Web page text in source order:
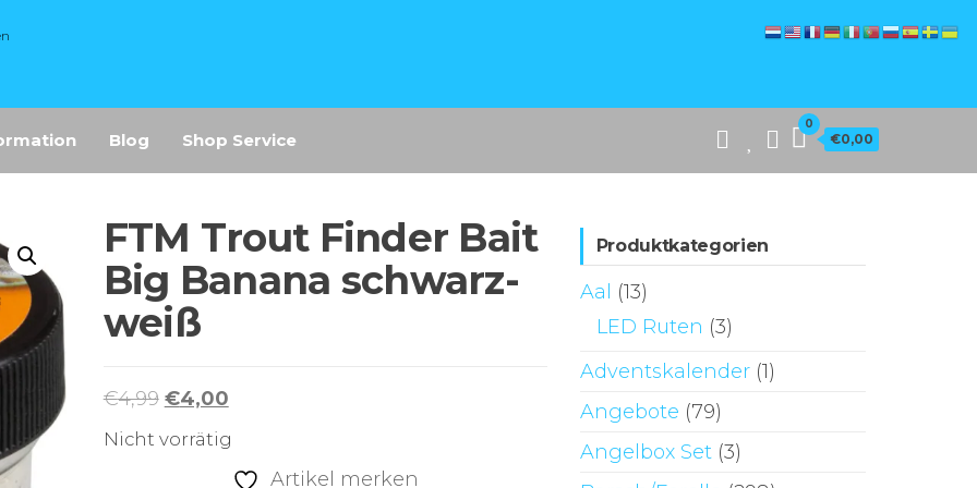
0
€0,00
Blog Shop Service
FTM Trout Finder Bait
Big Banana schwarz-
weiß
€4,99 Ursprünglicher
Preis
€4,00Aktueller
Nicht vorrätig
Artikel merken
Produktkategorien
Aal
(13)
LED Ruten (3)
Adventskalender (1)
Angebote (79)
Angelbox Set (3)